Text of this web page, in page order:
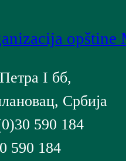
I бб,
Србија
590 184
590 184